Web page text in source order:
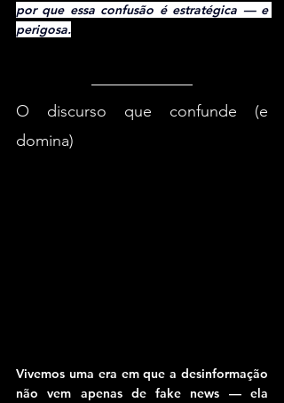
por que essa confusão é estratégica — e
perigosa.
O discurso que confunde (e
domina)
Vivemos uma era em que a desinformação
não vem apenas de fake news — ela